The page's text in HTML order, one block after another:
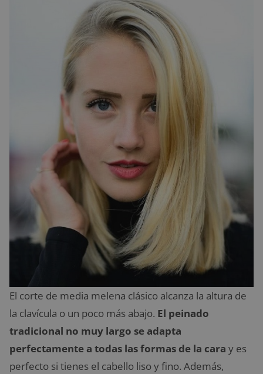
El corte de media melena clásico alcanza la altura de
la clavícula o un poco más abajo. El peinado
tradicional no muy largo se adapta
perfectamente a todas las formas de la cara y es
perfecto si tienes el cabello liso y fino. Además,